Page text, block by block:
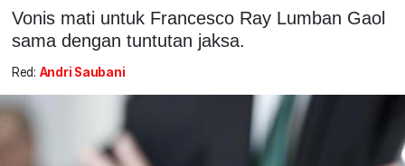
Vonis mati untuk Francesco Ray Lumban Gaol
sama dengan tuntutan jaksa.
Red: Andri Saubani